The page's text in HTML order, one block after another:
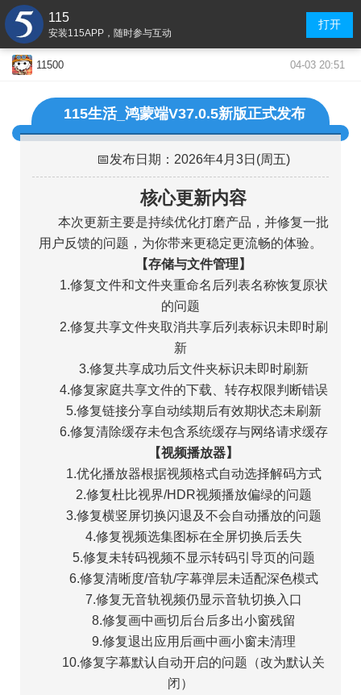
115
安装115APP，随时参与互动
打开
11500 04-03 20:51
115生活_鸿蒙端V37.0.5新版正式发布
📅发布日期：2026年4月3日(周五)
核心更新内容
本次更新主要是持续优化打磨产品，并修复一批
用户反馈的问题，为你带来更稳定更流畅的体验。
【存储与文件管理】
1.修复文件和文件夹重命名后列表名称恢复原状
的问题
2.修复共享文件夹取消共享后列表标识未即时刷
新
3.修复共享成功后文件夹标识未即时刷新
4.修复家庭共享文件的下载、转存权限判断错误
5.修复链接分享自动续期后有效期状态未刷新
6.修复清除缓存未包含系统缓存与网络请求缓存
【视频播放器】
1.优化播放器根据视频格式自动选择解码方式
2.修复杜比视界/HDR视频播放偏绿的问题
3.修复横竖屏切换闪退及不会自动播放的问题
4.修复视频选集图标在全屏切换后丢失
5.修复未转码视频不显示转码引导页的问题
6.修复清晰度/音轨/字幕弹层未适配深色模式
7.修复无音轨视频仍显示音轨切换入口
8.修复画中画切后台后多出小窗残留
9.修复退出应用后画中画小窗未清理
10.修复字幕默认自动开启的问题（改为默认关
闭）